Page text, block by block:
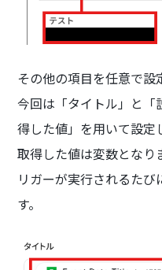
その他の項目を任意で設
今回は「タイトル」と「
得した値」を用いて設定
取得した値は変数となり
リガーが実行されるた
す。